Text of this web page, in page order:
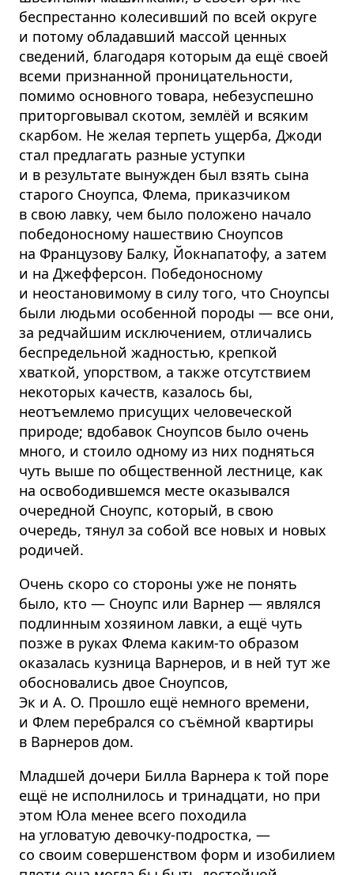
беспрестанно колесивший по всей округе
и потому обладавший массой ценных
сведений, благодаря которым да ещё своей
всеми признанной проницательности,
помимо основного товара, небезуспешно
приторговывал скотом, землёй и всяким
скарбом. Не желая терпеть ущерба, Джоди
стал предлагать разные уступки
и в результате вынужден был взять сына
старого Сноупса, Флема, приказчиком
в свою лавку, чем было положено начало
победоносному нашествию Сноупсов
на Французову Балку, Йокнапатофу, а затем
и на Джефферсон. Победоносному
и неостановимому в силу того, что Сноупсы
были людьми особенной породы — все они,
за редчайшим исключением, отличались
беспредельной жадностью, крепкой
хваткой, упорством, а также отсутствием
некоторых качеств, казалось бы,
неотъемлемо присущих человеческой
природе; вдобавок Сноупсов было очень
много, и стоило одному из них подняться
чуть выше по общественной лестнице, как
на освободившемся месте оказывался
очередной Сноупс, который, в свою
очередь, тянул за собой все новых и новых
родичей.
Очень скоро со стороны уже не понять
было, кто — Сноупс или Варнер — являлся
подлинным хозяином лавки, а ещё чуть
позже в руках Флема каким-то образом
оказалась кузница Варнеров, и в ней тут же
обосновались двое Сноупсов,
Эк и А. О. Прошло ещё немного времени,
и Флем перебрался со съёмной квартиры
в Варнеров дом.
Младшей дочери Билла Варнера к той поре
ещё не исполнилось и тринадцати, но при
этом Юла менее всего походила
на угловатую девочку-подростка, —
со своим совершенством форм и изобилием